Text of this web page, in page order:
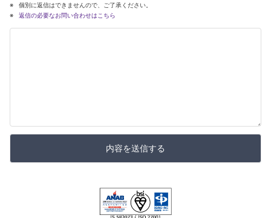
個別に返信はできませんので、ご了承ください。
返信の必要なお問い合わせはこちら
内容を送信する